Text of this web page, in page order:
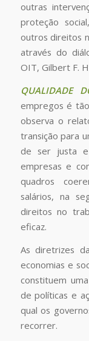
outras
proteção
outros direitos
através do
OIT, Gilbert F.
QUALIDADE
empregos é
observa o
transição para
de ser justa e
empresas e
quadros
salários, na
direitos no
eficaz.
As diretrizes
economias e
constituem
de políticas e
qual os
recorrer.